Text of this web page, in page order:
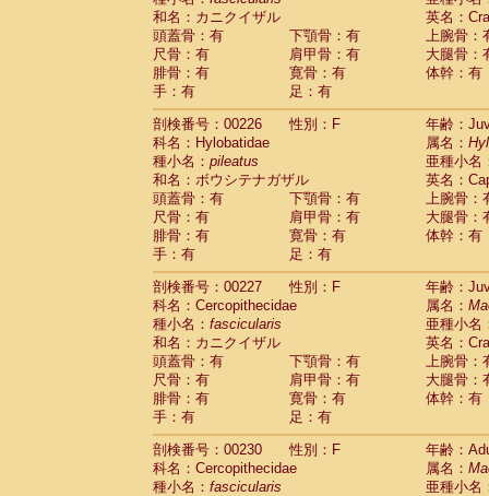
和名：カニクイザル
英名：
頭蓋骨：有
下顎骨：有
上腕骨：
尺骨：有
肩甲骨：有
大腿骨：
腓骨：有
寛骨：有
体幹：有
手：有
足：有
剖検番号：00226
性別：F
年齢：
科名：Hylobatidae
属名：
種小名： pileatus
亜種小名
和名：ボウシテナガザル
英名：
頭蓋骨：有
下顎骨：有
上腕骨：
尺骨：有
肩甲骨：有
大腿骨：
腓骨：有
寛骨：有
体幹：有
手：有
足：有
剖検番号：00227
性別：F
年齢：
科名：Cercopithecidae
属名：
種小名： fascicularis
亜種小名
和名：カニクイザル
英名：
頭蓋骨：有
下顎骨：有
上腕骨：
尺骨：有
肩甲骨：有
大腿骨：
腓骨：有
寛骨：有
体幹：有
手：有
足：有
剖検番号：00230
性別：F
年齢：
科名：Cercopithecidae
属名：
種小名： fascicularis
亜種小名